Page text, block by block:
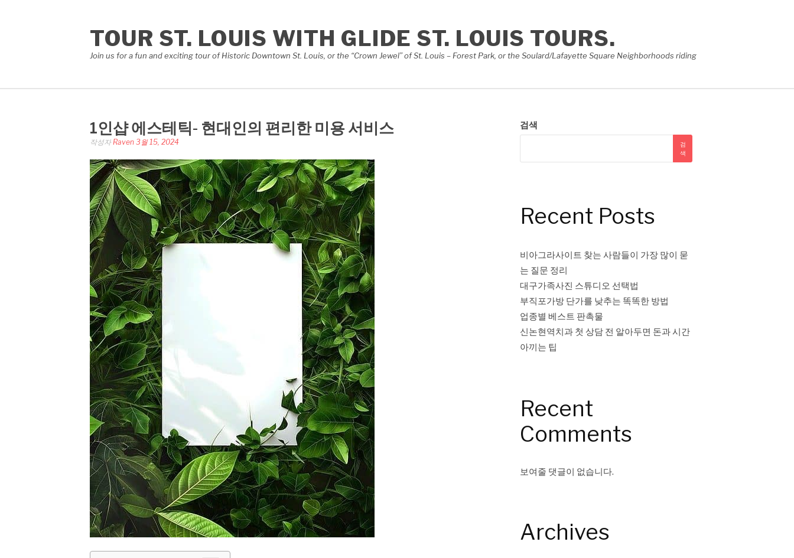
TOUR ST. LOUIS WITH GLIDE ST. LOUIS TOURS.
Join us for a fun and exciting tour of Historic Downtown St. Louis, or the “Crown Jewel” of St. Louis – Forest Park, or the Soulard/Lafayette Square Neighborhoods riding
1인샵 에스테틱- 현대인의 편리한 미용 서비스
작성자 Raven 3월 15, 2024
검색
검
색
Recent Posts
비아그라사이트 찾는 사람들이 가장 많이 묻
는 질문 정리
대구가족사진 스튜디오 선택법
부직포가방 단가를 낮추는 똑똑한 방법
업종별 베스트 판촉물
신논현역치과 첫 상담 전 알아두면 돈과 시간
아끼는 팁
Recent
Comments
보여줄 댓글이 없습니다.
Archives